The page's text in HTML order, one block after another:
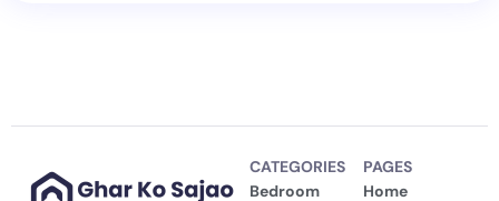
CATEGORIES
Bedroom
PAGES
Home